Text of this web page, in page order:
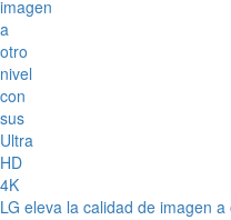
LG eleva la calidad de imagen